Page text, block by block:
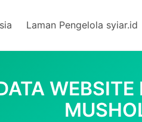
Laman Pengelola syiar.id